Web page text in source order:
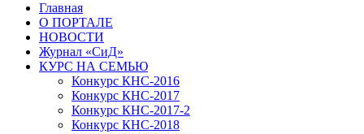
Главная
О ПОРТАЛЕ
НОВОСТИ
Журнал «СиД»
КУРС НА СЕМЬЮ
Конкурс КНС-2016
Конкурс КНС-2017
Конкурс КНС-2017-2
Конкурс КНС-2018